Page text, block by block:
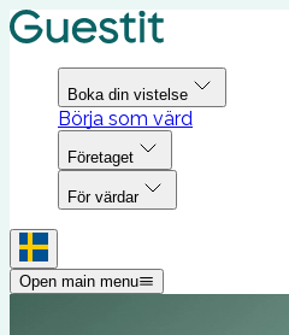
Boka din vistelse
Börja som värd
Företaget
För värdar
Open main menu